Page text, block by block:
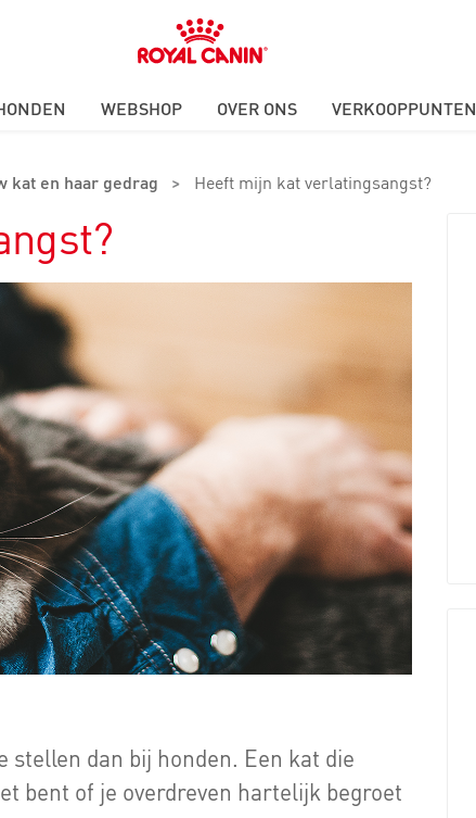
Royal
Canin
WEBSHOP OVER ONS VERKOOPPUNTEN
kat en haar gedrag > Heeft mijn kat verlatingsangst?
dan bij honden. Een kat die
bent of je overdreven hartelijk begroet